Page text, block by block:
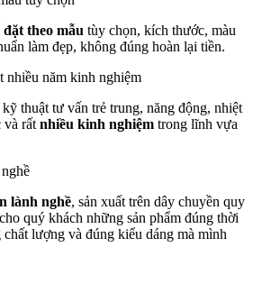
đặt theo mẫu tùy chọn, kích thước, màu
làm đẹp, không đúng hoàn lại tiền.
thuật tư vấn trẻ trung, năng động, nhiệt
và rất nhiều kinh nghiệm trong lĩnh vựa
lành nghề, sản xuất trên dây chuyền quy
quý khách những sản phẩm đúng thời
chất lượng và đúng kiểu dáng mà mình